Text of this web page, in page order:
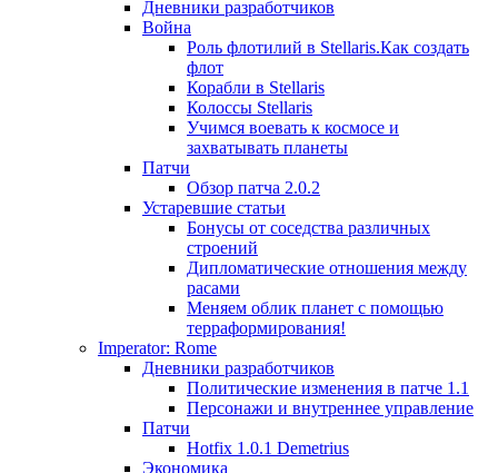
Дневники разработчиков
Война
Роль флотилий в Stellaris.Как создать
флот
Корабли в Stellaris
Колоссы Stellaris
Учимся воевать к космосе и
захватывать планеты
Патчи
Обзор патча 2.0.2
Устаревшие статьи
Бонусы от соседства различных
строений
Дипломатические отношения между
расами
Меняем облик планет с помощью
терраформирования!
Imperator: Rome
Дневники разработчиков
Политические изменения в патче 1.1
Персонажи и внутреннее управление
Патчи
Hotfix 1.0.1 Demetrius
Экономика